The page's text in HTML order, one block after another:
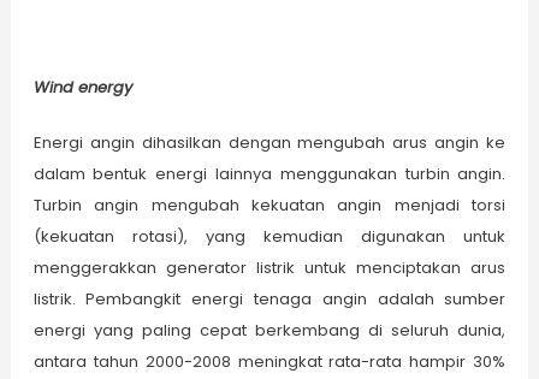
Wind energy
Energi angin dihasilkan dengan mengubah arus angin ke
dalam bentuk energi lainnya menggunakan turbin angin.
Turbin angin mengubah kekuatan angin menjadi torsi
(kekuatan rotasi), yang kemudian digunakan untuk
menggerakkan generator listrik untuk menciptakan arus
listrik. Pembangkit energi tenaga angin adalah sumber
energi yang paling cepat berkembang di seluruh dunia,
antara tahun 2000-2008 meningkat rata-rata hampir 30%